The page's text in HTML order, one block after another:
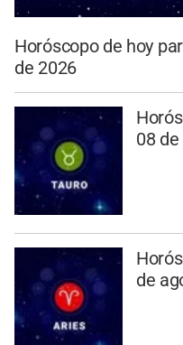
Horóscopo de hoy
de 2026
08
de